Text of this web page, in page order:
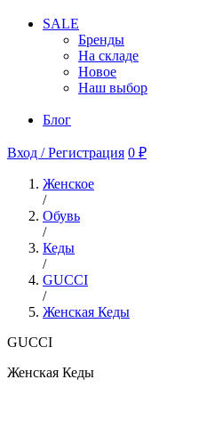
SALE
Бренды
На складе
Новое
Наш выбор
Блог
Вход / Регистрация 0 ₽
Женское
/
Обувь
/
Кеды
/
GUCCI
/
Женская Кеды
GUCCI
Женская Кеды